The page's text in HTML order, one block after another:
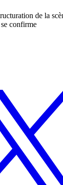
de la
confirme